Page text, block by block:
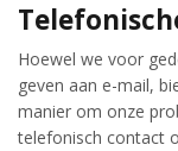
Hoewel we voor
geven aan e-mail,
manier om onze
telefonisch contact